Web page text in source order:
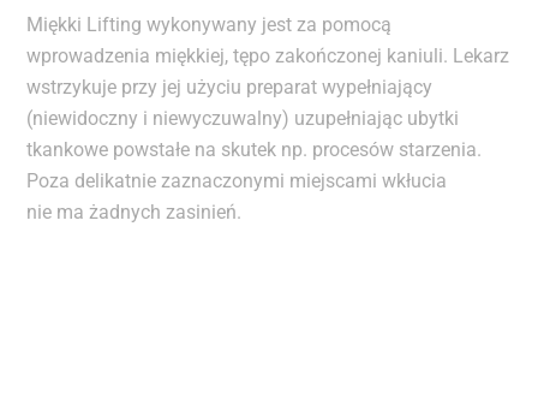
Miękki Lifting wykonywany jest za pomocą
wprowadzenia miękkiej, tępo zakończonej kaniuli. Lekarz
wstrzykuje przy jej użyciu preparat wypełniający
(niewidoczny i niewyczuwalny) uzupełniając ubytki
tkankowe powstałe na skutek np. procesów starzenia.
Poza delikatnie zaznaczonymi miejscami wkłucia
nie ma żadnych zasinień.